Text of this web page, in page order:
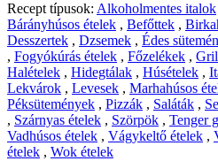
Recept típusok: Alkoholmentes italok
Bárányhúsos ételek , Befőttek ,
Desszertek , Dzsemek , Édes
, Fogyókúrás ételek , Főzelékek ,
Halételek , Hidegtálak , Húsételek ,
Lekvárok , Levesek , Marhahúsos
Péksütemények , Pizzák , Saláták ,
, Szárnyas ételek , Szörpök , Tenger
Vadhúsos ételek , Vágykeltő ételek ,
ételek , Wok ételek